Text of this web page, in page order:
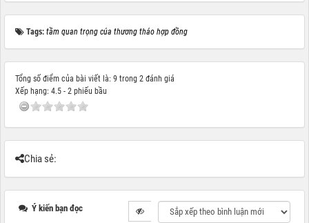
Tags: tầm quan trọng của thương thảo hợp đồng
Tổng số điểm của bài viết là: 9 trong 2 đánh giá
Xếp hạng: 4.5 - 2 phiếu bầu
Chia sẻ:
Ý kiến bạn đọc